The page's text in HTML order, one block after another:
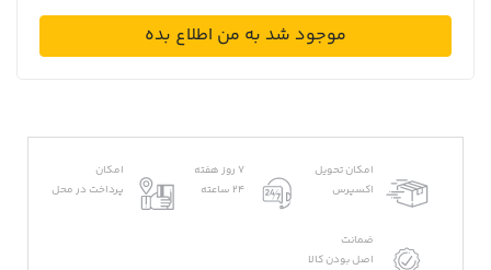
موجود شد به من اطلاع بده
امکان تحویل
اکسپرس
7 روز هفته
24 ساعته
امکان
پرداخت در محل
ضمانت
اصل بودن کالا